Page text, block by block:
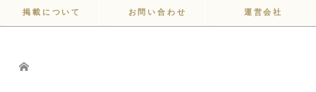
掲載について お問い合わせ 運営会社
Home